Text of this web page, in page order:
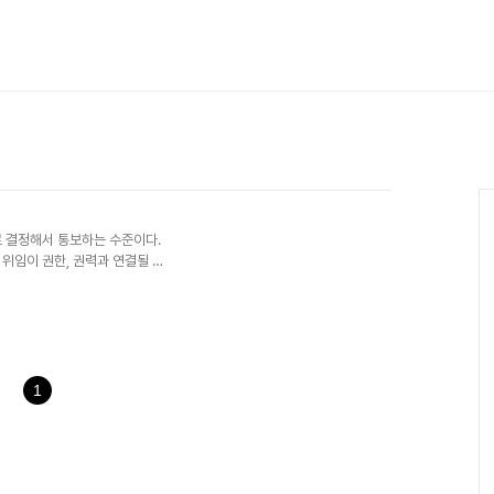
정해서 통보하는 수준이다.
임이 권한, 권력과 연결될 때
다. 권한위임 vs 권한부여
1